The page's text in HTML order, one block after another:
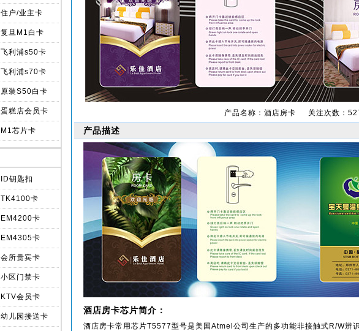
住户/业主卡
复旦M1白卡
飞利浦s50卡
飞利浦s70卡
原装S50白卡
蛋糕店会员卡
M1芯片卡
ID钥匙扣
TK4100卡
EM4200卡
EM4305卡
会所贵宾卡
小区门禁卡
KTV会员卡
幼儿园接送卡
产品名称：酒店房卡 关注次数：
产品描述
酒店房卡芯片简介：
酒店房卡常用芯片T5577型号是美国Atmel公司生产的多功能非接触式R/W辨